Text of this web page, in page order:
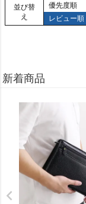
並び替
え
優先度順
レビュー順
新着商品